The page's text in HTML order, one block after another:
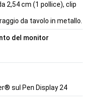
2,54 cm (1 pollice), clip
da tavolo in metallo.
del monitor
sul Pen Display 24